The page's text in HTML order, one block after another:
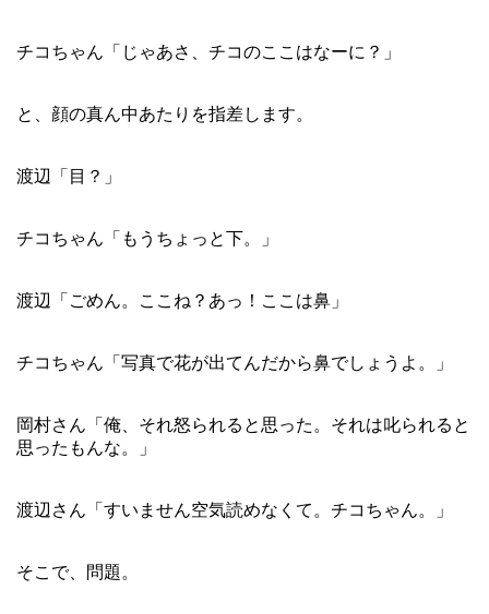
チコちゃん「じゃあさ、チコのここはなーに？」
と、顔の真ん中あたりを指差します。
渡辺「目？」
チコちゃん「もうちょっと下。」
渡辺「ごめん。ここね？あっ！ここは鼻」
チコちゃん「写真で花が出てんだから鼻でしょうよ。」
岡村さん「俺、それ怒られると思った。それは叱られると
思ったもんな。」
渡辺さん「すいません空気読めなくて。チコちゃん。」
そこで、問題。